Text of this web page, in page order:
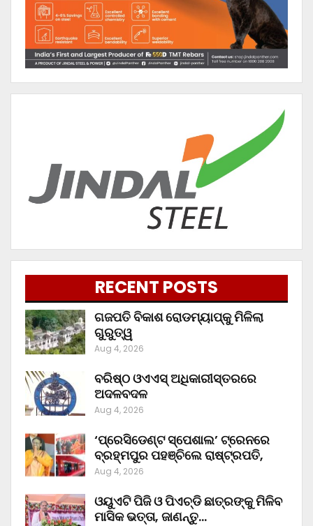
RECENT POSTS
ଗଜପତି ବିକାଶ ରୋଡମ୍ୟାପ୍‌କୁ ମିଳିଲା
ଗୁରୁତ୍ୱ
Aug 4, 2026
ବରିଷ୍ଠ ଓଏଏସ୍‌ ଅଧିକାରୀସ୍ତରରେ
ଅଦଳବଦଳ
Aug 4, 2026
‘ପ୍ରେସିଡେଣ୍ଟ ସ୍ପେଶାଲ’ ଟ୍ରେନରେ
ବ୍ରହ୍ମପୁର ପହଞ୍ଚିଲେ ରାଷ୍ଟ୍ରପତି,
Aug 4, 2026
ଓୟୁଏଟି ପିଜି ଓ ପିଏଚ୍‌ଡି ଛାତ୍ରଙ୍କୁ ମିଳିବ
ମାସିକ ଭତ୍ତା, ଜାଣନ୍ତୁ…